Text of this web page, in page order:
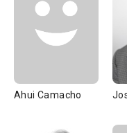
Ahui Camacho